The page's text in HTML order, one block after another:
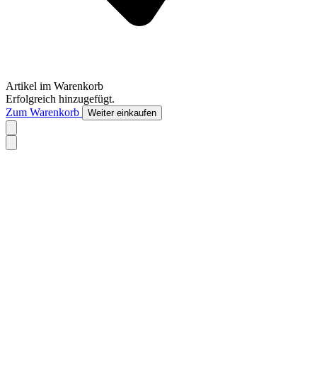
Artikel im Warenkorb
Erfolgreich hinzugefügt.
Zum Warenkorb
Weiter einkaufen